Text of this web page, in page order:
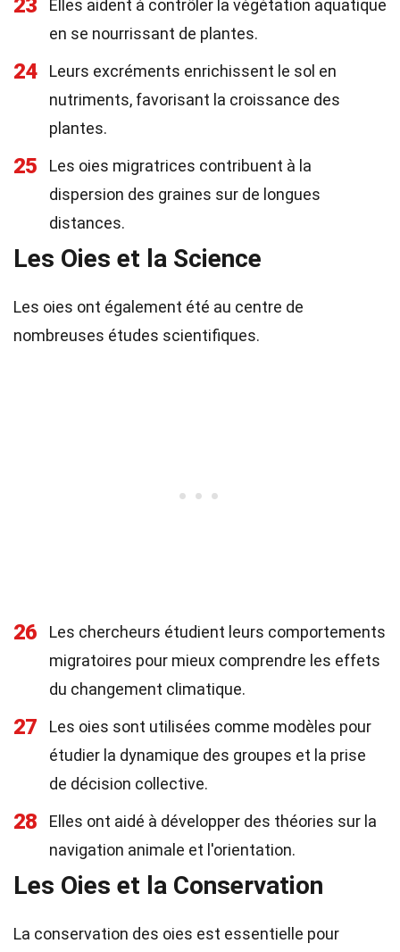
23
Elles aident à contrôler la végétation aquatique
en se nourrissant de plantes.
24
Leurs excréments enrichissent le sol en
nutriments, favorisant la croissance des
plantes.
25
Les oies migratrices contribuent à la
dispersion des graines sur de longues
distances.
Les Oies et la Science
Les oies ont également été au centre de
nombreuses études scientifiques.
26
Les chercheurs étudient leurs comportements
migratoires pour mieux comprendre les effets
du changement climatique.
27
Les oies sont utilisées comme modèles pour
étudier la dynamique des groupes et la prise
de décision collective.
28
Elles ont aidé à développer des théories sur la
navigation animale et l'orientation.
Les Oies et la Conservation
La conservation des oies est essentielle pour